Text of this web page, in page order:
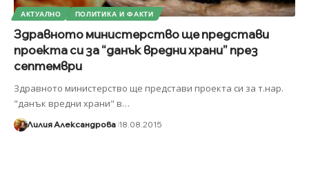
АКТУАЛНО ПОЛИТИКА И ФАКТИ
Здравното министерство ще представи
проекта си за “данък вредни храни” през
септември
Здравното министерство ще представи проекта си за т.нар.
"данък вредни храни" в…
Лилия Александрова 18.08.2015